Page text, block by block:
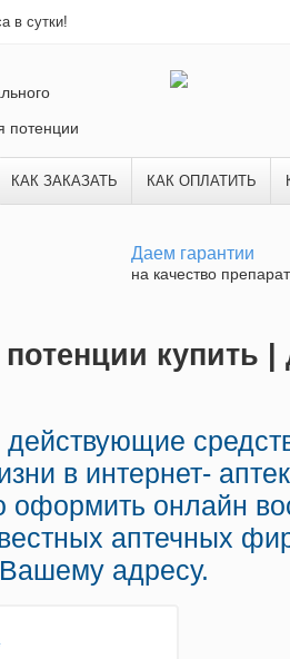
в сутки!
потенции
КАК ЗАКАЗАТЬ КАК ОПЛАТИТЬ
Даем гарантии
на качество
купить |
действующие
в интернет-
оформить онлайн
аптечных
адресу.